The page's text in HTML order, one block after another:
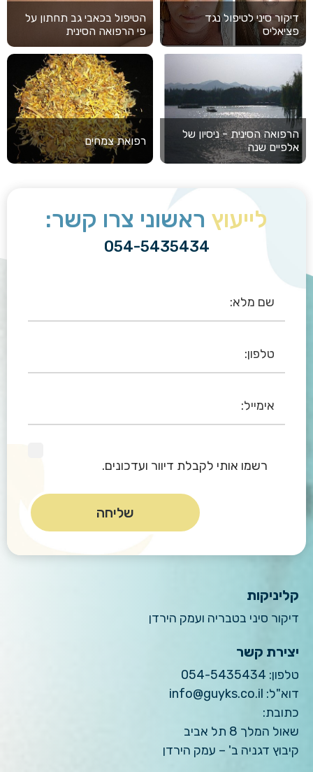
דיקור סיני לטיפול נגד
פציאליס
הטיפול בכאבי גב תחתון על
פי הרפואה הסינית
הרפואה הסינית - ניסיון של
אלפיים שנה
רפואת צמחים
לייעוץ ראשוני צרו קשר:
054-5435434
רשמו אותי לקבלת דיוור ועדכונים.
קליניקות
דיקור סיני בטבריה ועמק הירדן
יצירת קשר
טלפון: 054-5435434
דוא"ל: info@guyks.co.il
כתובת:
שאול המלך 8 תל אביב
קיבוץ דגניה ב' – עמק הירדן